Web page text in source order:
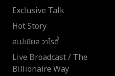
Exclusive Talk
Hot Story
สเปเชียล วาไรตี้
Live Broadcast / The
Billionaire Way